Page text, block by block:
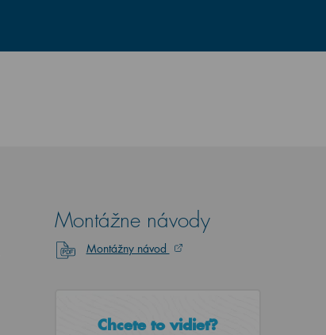
Montážne návody
Montážny návod
Chcete to vidieť?